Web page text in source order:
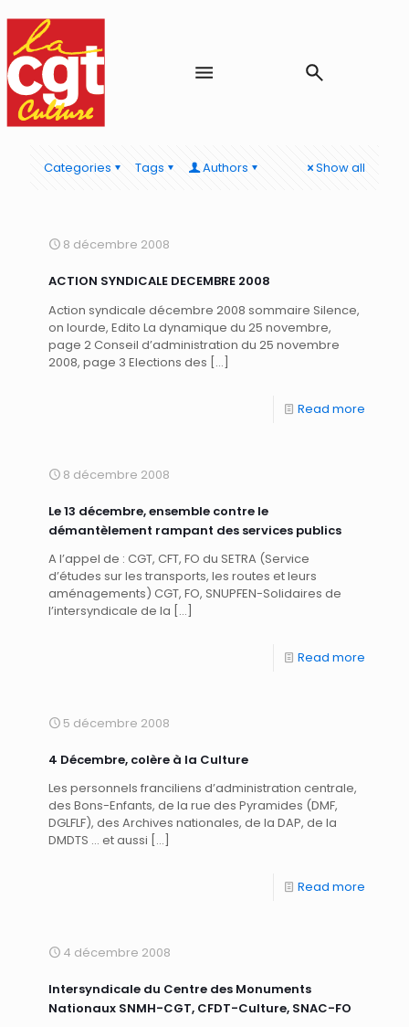
Categories Tags Authors Show all
8 décembre 2008
ACTION SYNDICALE DECEMBRE 2008
Action syndicale décembre 2008 sommaire Silence,
on lourde, Edito La dynamique du 25 novembre,
page 2 Conseil d’administration du 25 novembre
2008, page 3 Elections des […]
Read more
8 décembre 2008
Le 13 décembre, ensemble contre le
démantèlement rampant des services publics
A l’appel de : CGT, CFT, FO du SETRA (Service
d’études sur les transports, les routes et leurs
aménagements) CGT, FO, SNUPFEN-Solidaires de
l’intersyndicale de la […]
Read more
5 décembre 2008
4 Décembre, colère à la Culture
Les personnels franciliens d’administration centrale,
des Bons-Enfants, de la rue des Pyramides (DMF,
DGLFLF), des Archives nationales, de la DAP, de la
DMDTS … et aussi […]
Read more
4 décembre 2008
Intersyndicale du Centre des Monuments
Nationaux SNMH-CGT, CFDT-Culture, SNAC-FO